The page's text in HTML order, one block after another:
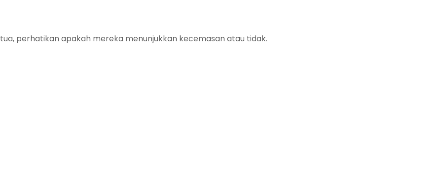
perhatikan apakah mereka menunjukkan kecemasan atau tidak.